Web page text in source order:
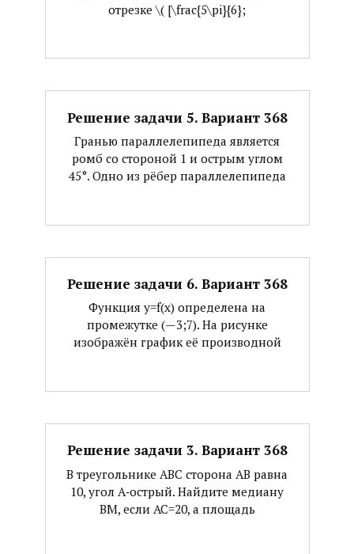
отрезке ​\( [\frac{5\pi}{6};
Решение задачи 5. Вариант 368
Гранью параллелепипеда является
ромб со стороной 1 и острым углом
45°. Одно из рёбер параллелепипеда
Решение задачи 6. Вариант 368
Функция y=f(x) определена на
промежутке (—3;7). На рисунке
изображён график её производной
Решение задачи 3. Вариант 368
В треугольнике АВС сторона АВ равна
10, угол А‐острый. Найдите медиану
ВМ, если АС=20, а площадь